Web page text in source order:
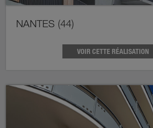
NANTES (44)
VOIR CETTE RÉALISATION